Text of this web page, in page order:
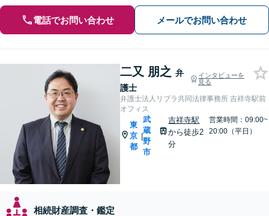
電話でお問い合わせ メールでお問い合わせ
二又 朋之 弁
護士
インタビューを
見る
弁護士法人リブラ共同法律事務所 吉祥寺駅前
オフィス
東
京
都
|
武
蔵
野
市
吉祥寺駅
から徒歩2
分
営業時間：09:00~
20:00（平日）
相続財産調査・鑑定